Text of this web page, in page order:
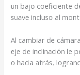
un bajo coeficiente
suave incluso al
Al cambiar de
eje de inclinación le
o hacia atrás,